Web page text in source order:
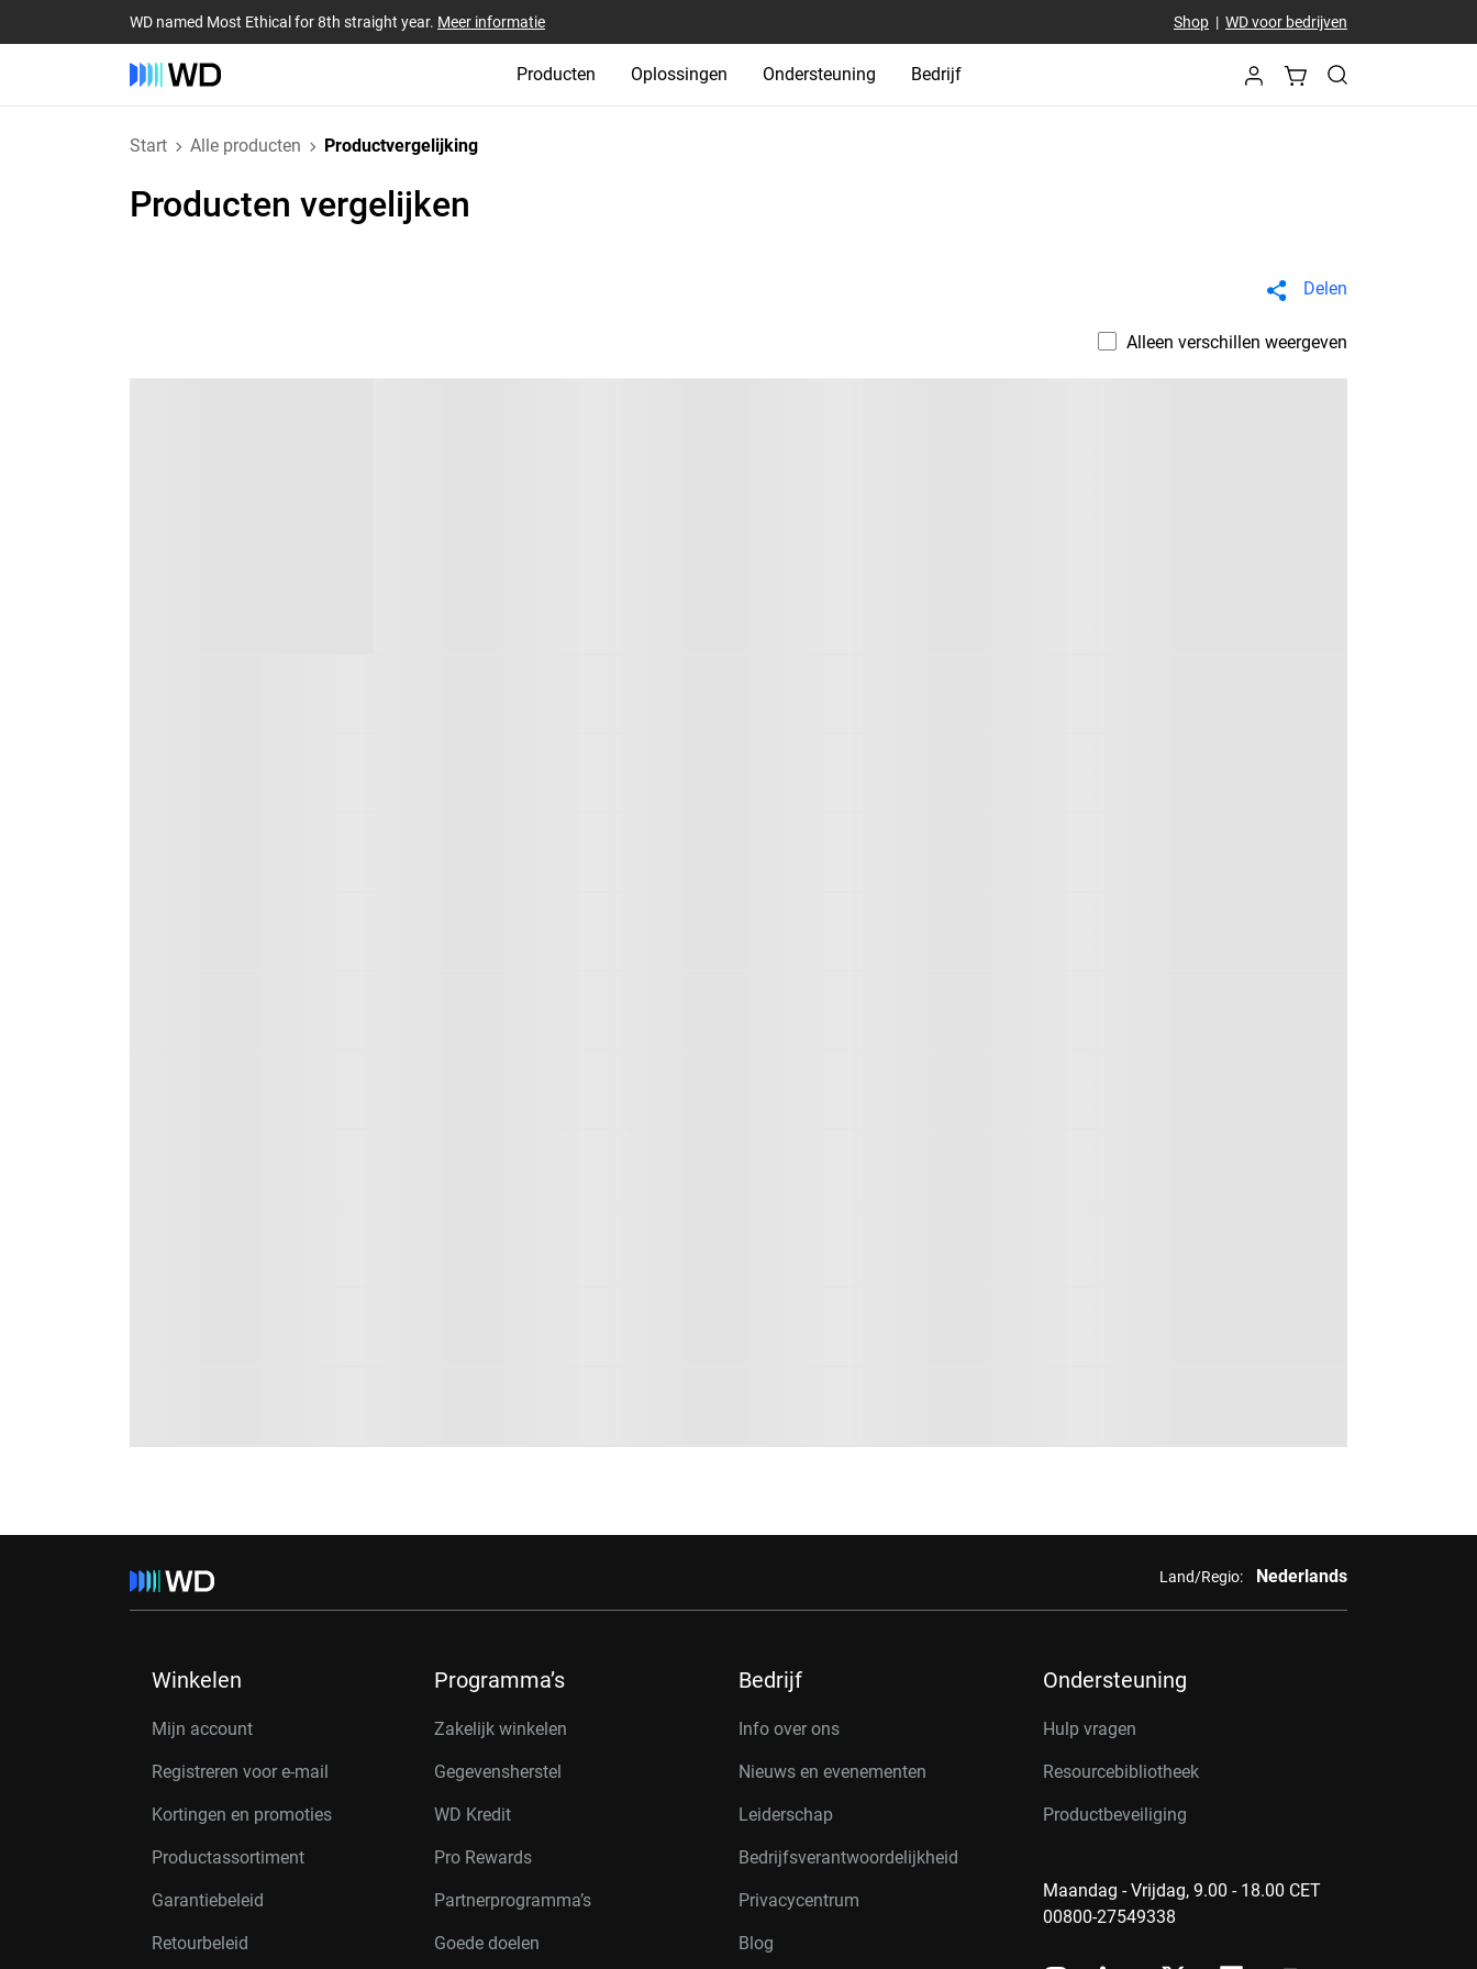
WD named Most Ethical for 8th straight year. Meer informatie Shop| WD voor bedrijven
Producten Oplossingen Ondersteuning Bedrijf
Start Alle producten Productvergelijking
Producten vergelijken
Delen
Alleen verschillen weergeven
Land/Regio: Nederlands
Winkelen
Mijn account
Registreren voor e-mail
Kortingen en promoties
Productassortiment
Garantiebeleid
Retourbeleid
Programma’s
Zakelijk winkelen
Gegevensherstel
WD Kredit
Pro Rewards
Partnerprogramma’s
Goede doelen
Bedrijf
Info over ons
Nieuws en evenementen
Leiderschap
Bedrijfsverantwoordelijkheid
Privacycentrum
Blog
Ondersteuning
Hulp vragen
Resourcebibliotheek
Productbeveiliging
Maandag - Vrijdag, 9.00 - 18.00 CET
00800-27549338